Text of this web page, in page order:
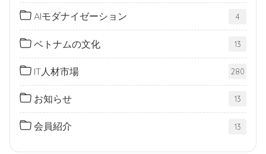
AIモダナイゼーション 4
ベトナムの文化 13
IT人材市場 280
お知らせ 13
会員紹介 13